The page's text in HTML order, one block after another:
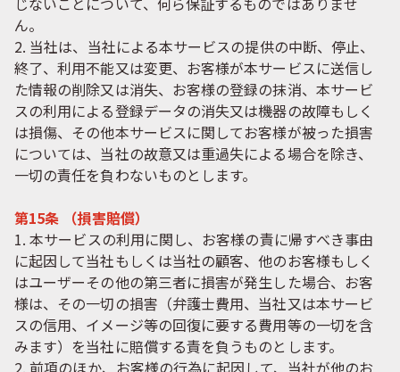
ん。
2. 当社は、当社による本サービスの提供の中断、停止、
終了、利用不能又は変更、お客様が本サービスに送信し
た情報の削除又は消失、お客様の登録の抹消、本サービ
スの利用による登録データの消失又は機器の故障もしく
は損傷、その他本サービスに関してお客様が被った損害
については、当社の故意又は重過失による場合を除き、
一切の責任を負わないものとします。
第15条 （損害賠償）
1. 本サービスの利用に関し、お客様の責に帰すべき事由
に起因して当社もしくは当社の顧客、他のお客様もしく
はユーザーその他の第三者に損害が発生した場合、お客
様は、その一切の損害（弁護士費用、当社又は本サービ
スの信用、イメージ等の回復に要する費用等の一切を含
みます）を当社に賠償する責を負うものとします。
2. 前項のほか、お客様の行為に起因して、当社が他のお